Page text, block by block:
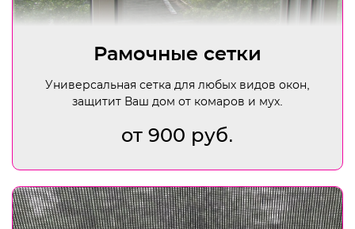
Рамочные сетки
Универсальная сетка для любых видов окон,
защитит Ваш дом от комаров и мух.
от 900 руб.